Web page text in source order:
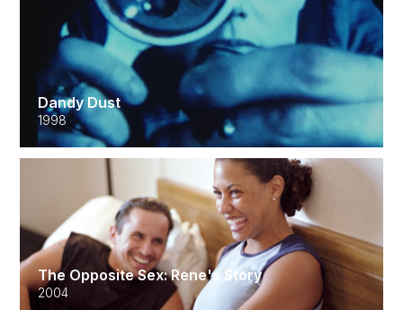
Dandy Dust
1998
The Opposite Sex: Rene's Story
2004